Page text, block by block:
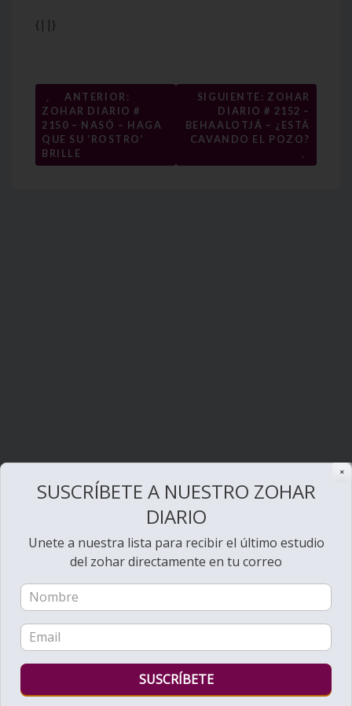
{||}
Navegación
de
entradas
←
ANTERIOR:
ZOHAR DIARIO #
2150 – NASÓ – HAGA
QUE SU ‘ROSTRO’
BRILLE
SIGUIENTE: ZOHAR
DIARIO # 2152 –
BEHAALOTJÁ – ¿ESTÁ
CAVANDO EL POZO?
→
Bienvenido al Zohar
✕
SUSCRÍBETE A NUESTRO ZOHAR
DIARIO
Unete a nuestra lista para recibir el último estudio
del zohar directamente en tu correo